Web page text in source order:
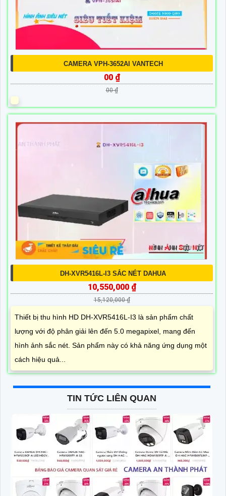
CAMERA VPH-3652AI VANTECH
00 ₫
00 ₫
DH-XVR5416L-I3 SẮC NÉT DAHUA
10,550,000 ₫
15,120,000 ₫
Thiết bị thu hình HD DH-XVR5416L-I3 là sản phẩm chất
lượng với độ phân giải lên đến 5.0 megapixel, mang đến
hình ảnh sắc nét. Sản phẩm này có khả năng ứng dụng một
cách hiệu quả...
TIN TỨC LIÊN QUAN